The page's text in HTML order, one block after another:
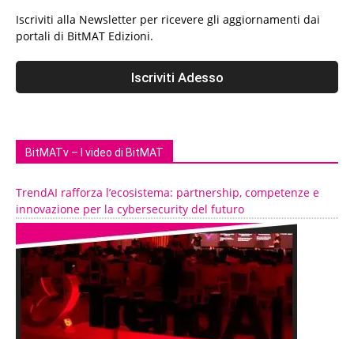
Iscriviti alla Newsletter per ricevere gli aggiornamenti dai
portali di BitMAT Edizioni.
BitMATv – I video di BitMAT
TrendAI rafforza l’ecosistema: partnership, competenze e
innovazione per la cybersecurity del futuro